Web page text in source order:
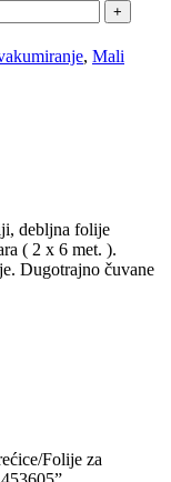
, Mali
debljna folije
( 2 x 6 met. ).
Dugotrajno čuvane
Folije za